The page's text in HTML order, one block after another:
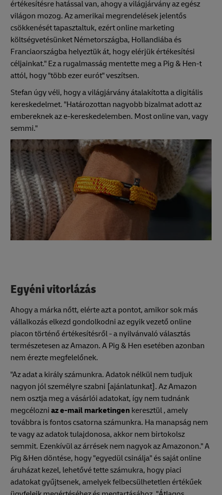
értékesítésre hatással van, ahogy a világjárvány az egész
világon mozog. Az amerikai megrendelések jelentős
csökkenését tapasztaltuk, ezért online marketing
költségvetésünket Németországba, Hollandiába és
Franciaországba helyeztük át, hogy elérjük értékesítési
céljainkat." Ez a rugalmasság mentette meg a Pig & Hen-t
attól, hogy "több ezer eurót" veszítsen.
Stefan úgy véli, hogy a világjárvány átalakította a digitális
kereskedelmet. "Határozottan nagyobb bizalmat adott az
embereknek az e-kereskedelemben. Most online van, vagy
semmi."
Egyéni vitorlázás
Ahogy a márka nőtt, elérte azt a pontot, amikor sok más
vállalkozás elkezd gondolkodni az egyik vezető online
piacon történő értékesítésről - a nyilvánvaló választás
természetesen az Amazon. A Pig & Hen esetében azonban
nem érezte megfelelőnek.
"Az adat a király számunkra. Adatok nélkül nem tudjuk
nagyon jól személyre szabni [ajánlatunkat]. Az Amazon
nem osztja meg a vásárlói adatokat, így nem tudnánk
megcélozni az e-mail marketingen keresztül , amely
továbbra is fontos csatorna számunkra. Ha manapság nem
te vagy az adatok tulajdonosa, akkor nem birtokolsz
semmit. Ezenkívül az árrések nem nagyok az Amazonon." A
Pig &Hen döntése, hogy "egyedül csinálja" és saját online
áruházat kezel, lehetővé tette számukra, hogy piaci
adatokat gyűjtsenek, amelyek felbecsülhetetlen értékűek